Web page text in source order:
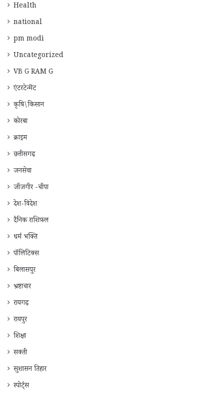
Health
national
pm modi
Uncategorized
VB G RAM G
एंटरटेन्मेंट
कृषि\किसान
कोरबा
क्राइम
छत्तीसगढ़
जनसेवा
जाँजगीर -चाँपा
देश-विदेश
दैनिक राशिफ़ल
धर्म भक्ति
पॉलिटिक्स
बिलासपुर
भ्रष्टाचार
रायगढ़
रायपुर
शिक्षा
सक्ती
सुशासन तिहार
स्पोर्ट्स